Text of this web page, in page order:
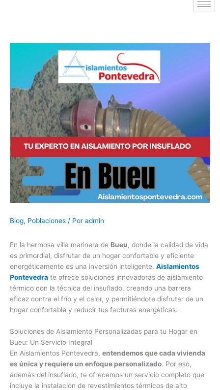
Blog, Poblaciones / Por admin
En la hermosa villa marinera de Bueu, donde la calidad de vida
es primordial, disfrutar de un hogar confortable y eficiente
energéticamente es una inversión inteligente. Aislamientos
Pontevedra te ofrece soluciones innovadoras de aislamiento
térmico con la técnica del insuflado, creando una barrera
eficaz contra el frío y el calor, y permitiéndote disfrutar de un
hogar confortable y reducir tus facturas energéticas.
Soluciones de Aislamiento Personalizadas para tu Hogar en
Bueu: Un Servicio Integral
En Aislamientos Pontevedra, entendemos que cada vivienda
es única y requiere un enfoque personalizado. Por eso,
además del insuflado, te ofrecemos un servicio completo que
incluye la instalación de revestimientos térmicos de alto